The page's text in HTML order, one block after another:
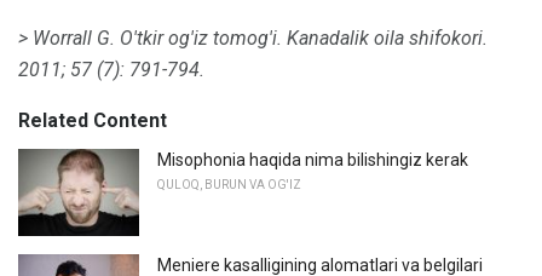
> Worrall G. O'tkir og'iz tomog'i. Kanadalik oila shifokori.
2011; 57 (7): 791-794.
Related Content
Misophonia haqida nima bilishingiz kerak
QULOQ, BURUN VA OG'IZ
Meniere kasalligining alomatlari va belgilari